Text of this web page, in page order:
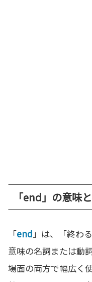
「end」の意味
「end 」は、「終わ
意味の名詞または動
場面の両方で幅広く